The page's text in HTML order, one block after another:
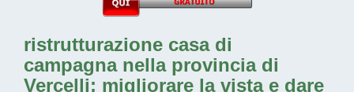
ristrutturazione casa di
campagna nella provincia di
Vercelli: migliorare la vista e dare